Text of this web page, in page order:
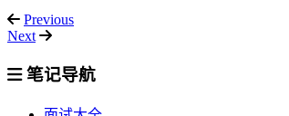
Previous
Next
笔记导航